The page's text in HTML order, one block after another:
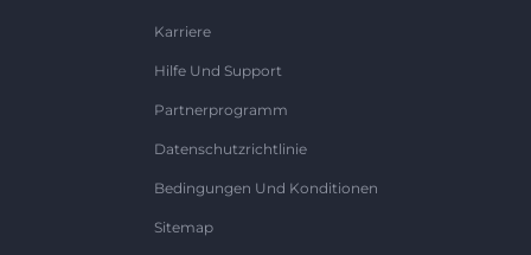
Karriere
Hilfe Und Support
Partnerprogramm
Datenschutzrichtlinie
Bedingungen Und Konditionen
Sitemap